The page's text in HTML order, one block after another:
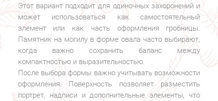
Этот вариант подходит для одиночных захоронений и
может использоваться как самостоятельный
элемент или как часть оформления гробницы.
Памятник на могилу в форме овала часто выбирают,
когда важно сохранить баланс между
компактностью и выразительностью.
После выбора формы важно учитывать возможности
оформления. Поверхность позволяет разместить
портрет, надписи и дополнительные элементы, что